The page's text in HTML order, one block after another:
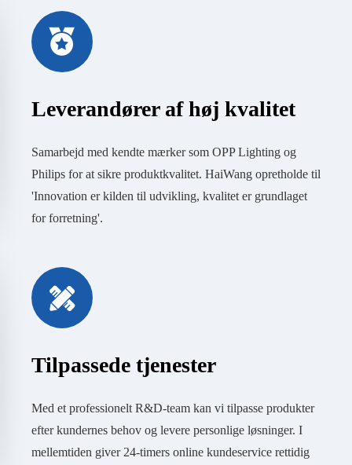
Leverandører af høj kvalitet
Samarbejd med kendte mærker som OPP Lighting og
Philips for at sikre produktkvalitet. HaiWang opretholde til
'Innovation er kilden til udvikling, kvalitet er grundlaget
for forretning'.
Tilpassede tjenester
Med et professionelt R&D-team kan vi tilpasse produkter
efter kundernes behov og levere personlige løsninger. I
mellemtiden giver 24-timers online kundeservice rettidig